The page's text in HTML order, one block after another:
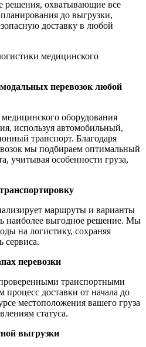
решения, охватывающие все
до выгрузки,
доставку в любой
медицинского
перевозок любой
оборудования
используя автомобильный,
транспорт. Благодаря
мы подбираем оптимальный
учитывая особенности груза,
маршруты и варианты
наиболее выгодное решение. Мы
на логистику, сохраняя
сервиса.
перевозки
транспортными
доставки от начала до
местоположения вашего груза
статуса.
выгрузки